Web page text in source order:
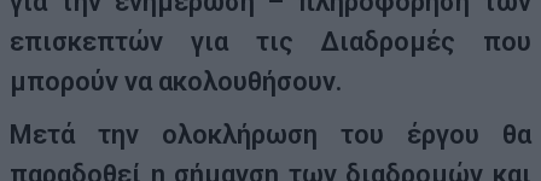
επισκεπτών για τις Διαδρομές που
μπορούν να ακολουθήσουν.
Μετά την ολοκλήρωση του έργου θα
παραδοθεί η σήμανση των διαδρομών και